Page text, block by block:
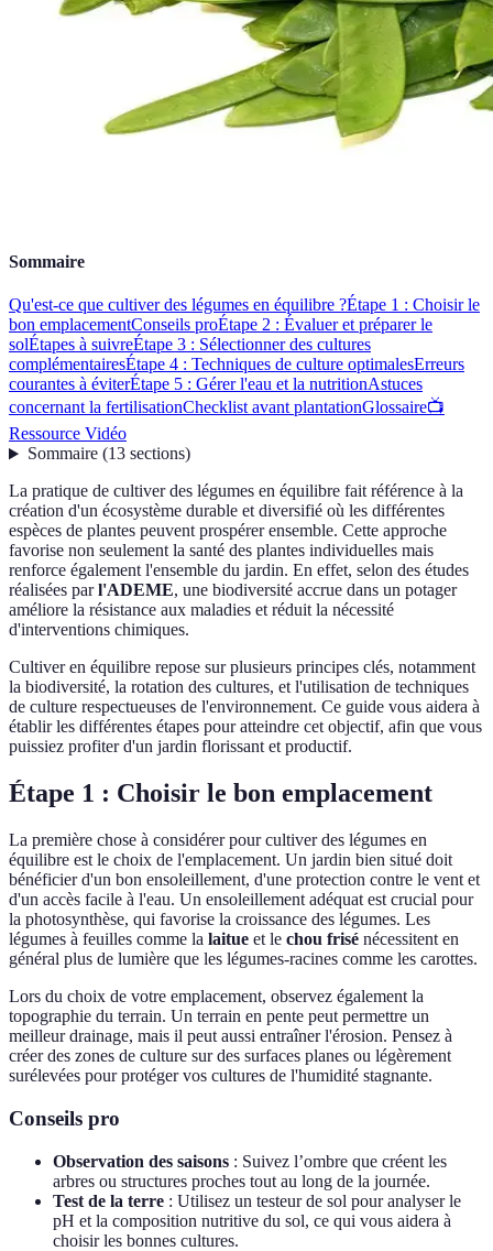
Sommaire
Qu'est-ce que cultiver des légumes en équilibre ?Étape 1 : Choisir le
bon emplacementConseils proÉtape 2 : Évaluer et préparer le
solÉtapes à suivreÉtape 3 : Sélectionner des cultures
complémentairesÉtape 4 : Techniques de culture optimalesErreurs
courantes à éviterÉtape 5 : Gérer l'eau et la nutritionAstuces
concernant la fertilisationChecklist avant plantationGlossaire📺
Ressource Vidéo
Sommaire(13 sections)
La pratique de cultiver des légumes en équilibre fait référence à la
création d'un écosystème durable et diversifié où les différentes
espèces de plantes peuvent prospérer ensemble. Cette approche
favorise non seulement la santé des plantes individuelles mais
renforce également l'ensemble du jardin. En effet, selon des études
réalisées parl'ADEME, une biodiversité accrue dans un potager
améliore la résistance aux maladies et réduit la nécessité
d'interventions chimiques.
Cultiver en équilibre repose sur plusieurs principes clés, notamment
la biodiversité, la rotation des cultures, et l'utilisation de techniques
de culture respectueuses de l'environnement. Ce guide vous aidera à
établir les différentes étapes pour atteindre cet objectif, afin que vous
puissiez profiter d'un jardin florissant et productif.
Étape 1 : Choisir le bon emplacement
La première chose à considérer pour cultiver des légumes en
équilibre est le choix de l'emplacement. Un jardin bien situé doit
bénéficier d'un bon ensoleillement, d'une protection contre le vent et
d'un accès facile à l'eau. Un ensoleillement adéquat est crucial pour
la photosynthèse, qui favorise la croissance des légumes. Les
légumes à feuilles comme la laitue et le chou frisé nécessitent en
général plus de lumière que les légumes-racines comme les carottes.
Lors du choix de votre emplacement, observez également la
topographie du terrain. Un terrain en pente peut permettre un
meilleur drainage, mais il peut aussi entraîner l'érosion. Pensez à
créer des zones de culture sur des surfaces planes ou légèrement
surélevées pour protéger vos cultures de l'humidité stagnante.
Conseils pro
Observation des saisons : Suivez l’ombre que créent les
arbres ou structures proches tout au long de la journée.
Test de la terre : Utilisez un testeur de sol pour analyser le
pH et la composition nutritive du sol, ce qui vous aidera à
choisir les bonnes cultures.